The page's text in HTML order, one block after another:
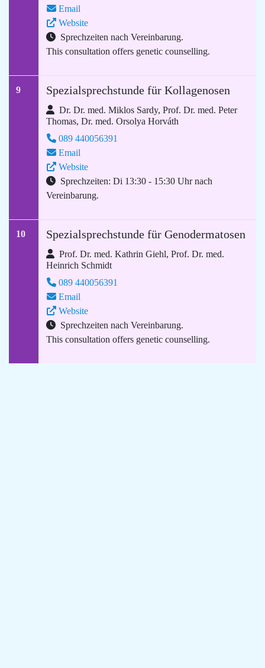
Email
Website
Sprechzeiten nach Vereinbarung.
This consultation offers genetic counselling.
9 Spezialsprechstunde für Kollagenosen
Dr. Dr. med. Miklos Sardy, Prof. Dr. med. Peter
Thomas, Dr. med. Orsolya Horváth
089 440056391
Email
Website
Sprechzeiten: Di 13:30 - 15:30 Uhr nach
Vereinbarung.
10 Spezialsprechstunde für Genodermatosen
Prof. Dr. med. Kathrin Giehl, Prof. Dr. med.
Heinrich Schmidt
089 440056391
Email
Website
Sprechzeiten nach Vereinbarung.
This consultation offers genetic counselling.